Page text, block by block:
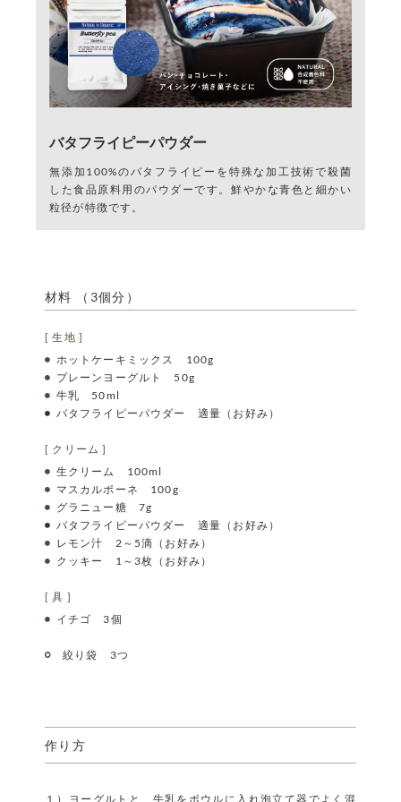
バタフライピーパウダー
無添加100%のバタフライピーを特殊な加工技術で殺菌
した食品原料用のパウダーです。鮮やかな青色と細かい
粒径が特徴です。
材料 （3個分）
[ 生地 ]
ホットケーキミックス 100g
プレーンヨーグルト 50g
牛乳 50ml
バタフライピーパウダー 適量（お好み）
[ クリーム ]
生クリーム 100ml
マスカルポーネ 100g
グラニュー糖 7g
バタフライピーパウダー 適量（お好み）
レモン汁 2～5滴（お好み）
クッキー 1～3枚（お好み）
[ 具 ]
イチゴ 3個
絞り袋 3つ
作り方
１）ヨーグルトと、牛乳をボウルに入れ泡立て器でよく混